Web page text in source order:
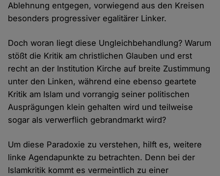
Ablehnung entgegen, vorwiegend aus den Kreisen
besonders progressiver egalitärer Linker.
Doch woran liegt diese Ungleichbehandlung? Warum
stößt die Kritik am christlichen Glauben und erst
recht an der Institution Kirche auf breite Zustimmung
unter den Linken, während eine ebenso geartete
Kritik am Islam und vorrangig seiner politischen
Ausprägungen klein gehalten wird und teilweise
sogar als verwerflich gebrandmarkt wird?
Um diese Paradoxie zu verstehen, hilft es, weitere
linke Agendapunkte zu betrachten. Denn bei der
Islamkritik kommt es vermeintlich zu einer